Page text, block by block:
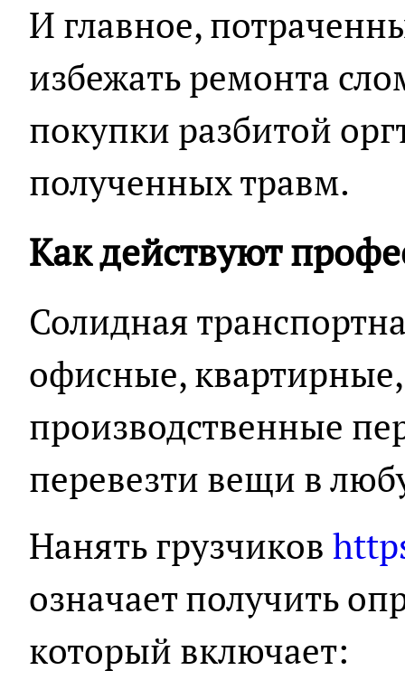
И главное,
избежать ремонта
покупки разбитой
полученных травм.
Как действуют
Солидная
офисные,
производственные
перевезти вещи в
Нанять грузчиков
означает получить
который включает: